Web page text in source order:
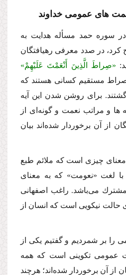
هاى عمومى خداوند
در سوره حمد مسأله هدایت به
در صدد معرفى رهیافتگان
«صِراطَ الَّذِینَ أَنْعَمْتَ عَلَیْهِمْ»
مستقیم كسانى هستند كه
گشتند. براى روشن شدن این آیه
ها و مراتب نعمت و گونه‌اى از
از آن برخوردار شده‌اند بیان
چیزى است كه ملائم طبع
لغت «نعومت» كه به معناى
مى‌باشد. راغب اصفهانى
حالت نیكویى است كه انسان از
را بر شمردیم و گفتیم یكى از
عمومى تكوینى است كه همه
از آن برخوردار شده‌اند؛ هرچند